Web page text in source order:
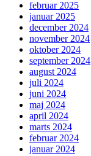
februar 2025
januar 2025
december 2024
november 2024
oktober 2024
september 2024
august 2024
juli 2024
juni 2024
maj 2024
april 2024
marts 2024
februar 2024
januar 2024